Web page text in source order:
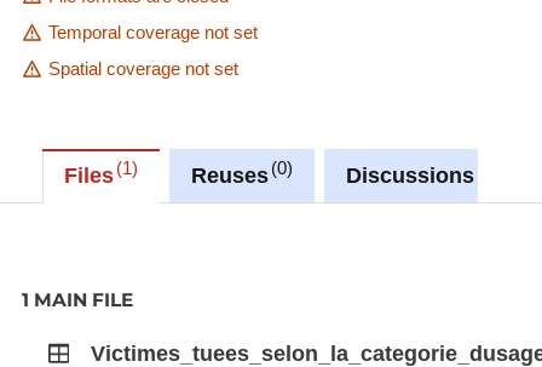
Temporal coverage not set
Spatial coverage not set
Files 1 Reuses 0 Discussions
1 MAIN FILE